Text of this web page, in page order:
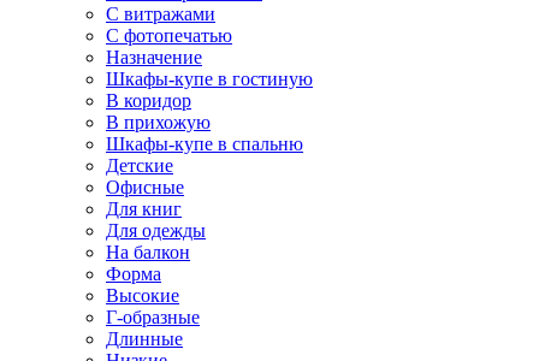
С витражами
С фотопечатью
Назначение
Шкафы-купе в гостиную
В коридор
В прихожую
Шкафы-купе в спальню
Детские
Офисные
Для книг
Для одежды
На балкон
Форма
Высокие
Г-образные
Длинные